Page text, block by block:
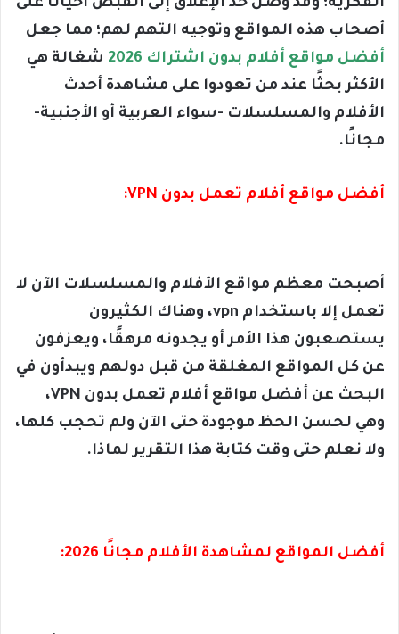
الفكرية؛ وقد وصل حد الإغلاق إلى القبض أحيانا على
أصحاب هذه المواقع وتوجيه التهم لهم؛ مما جعل
أفضل مواقع أفلام بدون اشتراك 2026
شغالة هي
الأكثر بحثًا عند من تعودوا على مشاهدة أحدث
الأفلام والمسلسلات -سواء العربية أو الأجنبية-
مجانًا.
أفضل مواقع أفلام تعمل بدون VPN:
أصبحت معظم مواقع الأفلام والمسلسلات الآن لا
تعمل إلا باستخدام vpn، وهناك الكثيرون
يستصعبون هذا الأمر أو يجدونه مرهقًا، ويعزفون
عن كل المواقع المغلقة من قبل دولهم ويبدأون في
البحث عن أفضل مواقع أفلام تعمل بدون VPN،
وهي لحسن الحظ موجودة حتى الآن ولم تحجب كلها،
ولا نعلم حتى وقت كتابة هذا التقرير لماذا.
أفضل المواقع لمشاهدة الأفلام مجانًا 2026: